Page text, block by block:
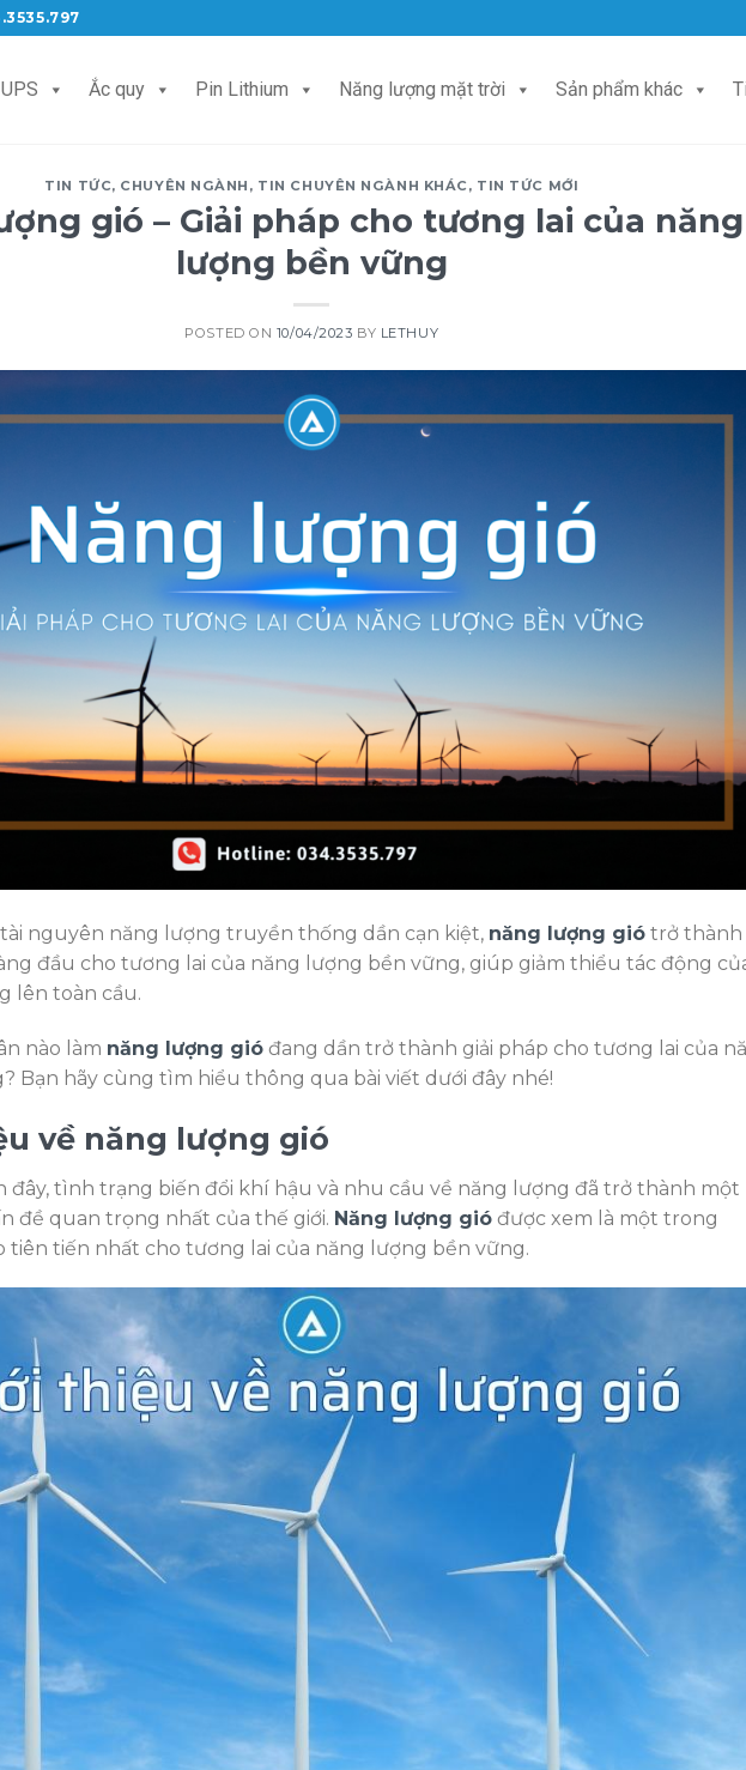
Ắc quy Pin Lithium Năng lượng mặt trời Sản phẩm khác
TIN TỨC, CHUYÊN NGÀNH , TIN CHUYÊN NGÀNH KHÁC , TIN TỨC MỚI
gió – Giải pháp cho tương lai của năng
lượng bền vững
POSTED ON 10/04/2023 BY LETHUY
nguyên năng lượng truyền thống dần cạn kiệt, năng lượng gió trở thành
đầu cho tương lai của năng lượng bền vững, giúp giảm thiểu tác động
lên toàn cầu.
nào làm năng lượng gió đang dần trở thành giải pháp cho tương lai của
Bạn hãy cùng tìm hiểu thông qua bài viết dưới đây nhé!
về năng lượng gió
đây, tình trạng biến đổi khí hậu và nhu cầu về năng lượng đã trở thành một
đề quan trọng nhất của thế giới. Năng lượng gió được xem là một trong
tiên tiến nhất cho tương lai của năng lượng bền vững.